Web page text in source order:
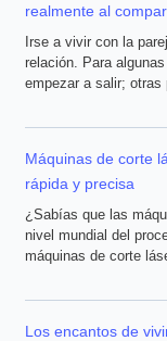
realmente al
Irse a vivir con la
relación. Para
empezar a salir; otras
Máquinas de corte
rápida y precisa
¿Sabías que las
nivel mundial del
máquinas de corte
Los encantos de